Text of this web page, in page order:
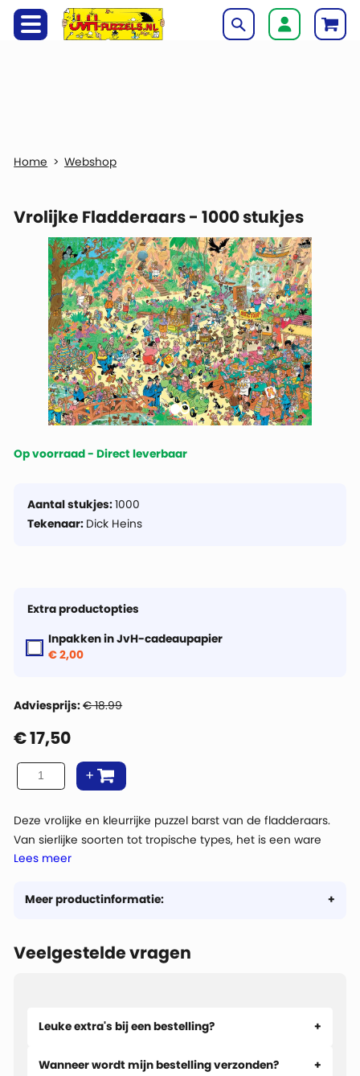
Webshop
Meer productinformatie:
Vrolijke Fladderaars - 1000 stukjes
Op voorraad - Direct leverbaar
Deze vrolijke en kleurrijke puzzel barst van de fladderaars.
Van sierlijke soorten tot tropische types, het is een ware
vlinderspektakel. Fladdert jouw favoriete ook ertussen?
Lees meer
Aantal stukjes:1000
Tekenaar: Dick Heins
Extra productopties
Inpakken in JvH-cadeaupapier
€ 2,00
Adviesprijs:€ 18.99
€17,50
Veelgestelde vragen
Leuke extra's bij een bestelling?
Wanneer wordt mijn bestelling verzonden?